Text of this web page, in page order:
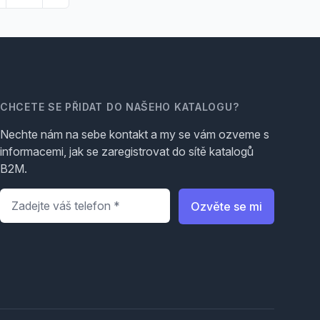
CHCETE SE PŘIDAT DO NAŠEHO KATALOGU?
Nechte nám na sebe kontakt a my se vám ozveme s
informacemi, jak se zaregistrovat do sítě katalogů
B2M.
Telefon
Ozvěte se mi